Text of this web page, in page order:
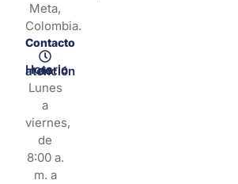
Meta,
Colombia.
Contacto
Horario de atención
Lunes
a
viernes,
de
8:00 a.
m. a